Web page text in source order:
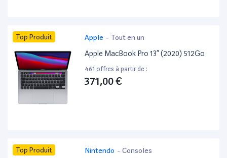
Top Produit Apple - Tout en un
Apple MacBook Pro 13” (2020) 512Go
461 offres à partir de :
371,00 €
Top Produit Nintendo - Consoles